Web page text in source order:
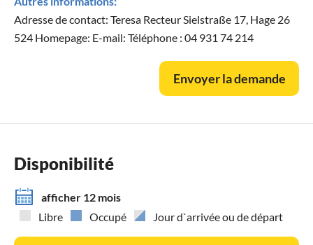
Adresse de contact: Teresa Recteur Sielstraße 17, Hage 26
524 Homepage: E-mail: Téléphone : 04 931 74 214
Envoyer la demande
Disponibilité
afficher 12 mois
Libre
Occupé Jour d`arrivée ou de départ